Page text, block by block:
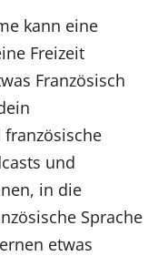
kann eine
Freizeit
Französisch
und
in die
Sprache
etwas